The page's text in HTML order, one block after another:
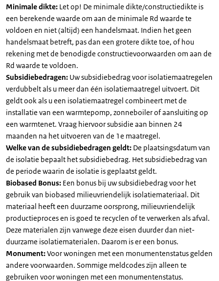
Minimale dikte: Let op! De minimale dikte/constructiedikte is
een berekende waarde om aan de minimale Rd waarde te
voldoen en niet (altijd) een handelsmaat. Indien het geen
handelsmaat betreft, pas dan een grotere dikte toe, of hou
rekening met de benodigde constructievoorwaarden om aan de
Rd waarde te voldoen.
Subsidiebedragen: Uw subsidiebedrag voor isolatiemaatregelen
verdubbelt als u meer dan één isolatiemaatregel uitvoert. Dit
geldt ook als u een isolatiemaatregel combineert met de
installatie van een warmtepomp, zonneboiler of aansluiting op
een warmtenet. Vraag hiervoor subsidie aan binnen 24
maanden na het uitvoeren van de 1e maatregel.
Welke van de subsidiebedragen geldt: De plaatsingsdatum van
de isolatie bepaalt het subsidiebedrag. Het subsidiebedrag van
de periode waarin de isolatie is geplaatst geldt.
Biobased Bonus: Een bonus bij uw subsidiebedrag voor het
gebruik van biobased milieuvriendelijk isolatiemateriaal. Dit
materiaal heeft een duurzame oorsprong, milieuvriendelijk
productieproces en is goed te recyclen of te verwerken als afval.
Deze materialen zijn vanwege deze eisen duurder dan niet-
duurzame isolatiematerialen. Daarom is er een bonus.
Monument:Voor woningen met een monumentenstatus gelden
andere voorwaarden. Sommige meldcodes zijn alleen te
gebruiken voor woningen met een monumentenstatus.